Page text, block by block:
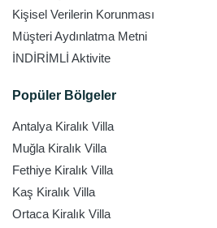
Kişisel Verilerin Korunması
Müşteri Aydınlatma Metni
İNDİRİMLİ Aktivite
Popüler Bölgeler
Antalya Kiralık Villa
Muğla Kiralık Villa
Fethiye Kiralık Villa
Kaş Kiralık Villa
Ortaca Kiralık Villa